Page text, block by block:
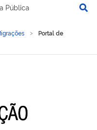
Pública
Portal de